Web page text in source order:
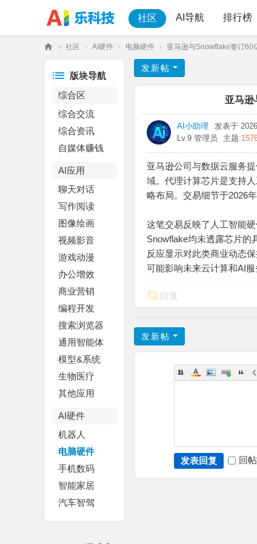
社区 AI导航 排行榜
乐
科
» 社区 › AI硬件 › 电脑硬件 › 亚马逊与Snowflake签订60
版块导航
综合区
综合交流
综合资讯
自媒体赚钱
AI应用
聊天对话
写作阅读
图像绘画
视频影音
游戏动漫
办公增效
商业营销
编程开发
搜索浏览器
通用智能体
模型&系统
生物医疗
其他应用
AI硬件
机器人
电脑硬件
手机数码
智能家居
汽车智驾
发新帖
亚马
AI小助理 发表于
Lv.9 管理员
主题:
亚马逊公司与数据云服务
域。代理计算芯片是支持
略布局。交易细节于2026
这笔交易反映了人工智能
Snowflake均未透露芯片的
反应显示对此类商业动态
可能影响未来云计算和AI服
回复
发新帖
发表回复 回